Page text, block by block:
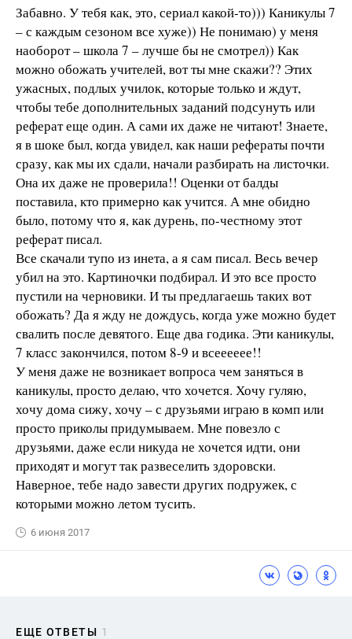
Забавно. У тебя как, это, сериал какой-то))) Каникулы 7
– с каждым сезоном все хуже)) Не понимаю) у меня
наоборот – школа 7 – лучше бы не смотрел)) Как
можно обожать учителей, вот ты мне скажи?? Этих
ужасных, подлых училок, которые только и ждут,
чтобы тебе дополнительных заданий подсунуть или
реферат еще один. А сами их даже не читают! Знаете,
я в шоке был, когда увидел, как наши рефераты почти
сразу, как мы их сдали, начали разбирать на листочки.
Она их даже не проверила!! Оценки от балды
поставила, кто примерно как учится. А мне обидно
было, потому что я, как дурень, по-честному этот
реферат писал.
Все скачали тупо из инета, а я сам писал. Весь вечер
убил на это. Картиночки подбирал. И это все просто
пустили на черновики. И ты предлагаешь таких вот
обожать? Да я жду не дождусь, когда уже можно будет
свалить после девятого. Еще два годика. Эти каникулы,
7 класс закончился, потом 8-9 и всееееее!!
У меня даже не возникает вопроса чем заняться в
каникулы, просто делаю, что хочется. Хочу гуляю,
хочу дома сижу, хочу – с друзьями играю в комп или
просто приколы придумываем. Мне повезло с
друзьями, даже если никуда не хочется идти, они
приходят и могут так развеселить здоровски.
Наверное, тебе надо завести других подружек, с
которыми можно летом тусить.
6 июня 2017
ЕЩЕ ОТВЕТЫ 1